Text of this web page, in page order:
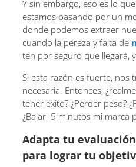
Y sin embargo, eso es lo
estamos pasando por un
donde podemos extraer
cuando la pereza y falta de
ten por seguro que llegará,
Si esta razón es fuerte, nos
necesaria. Entonces,
tener éxito? ¿Perder peso?
¿Bajar 5 minutos mi marca
Adapta tu
para lograr tu